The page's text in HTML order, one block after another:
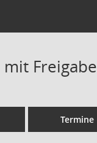
mit
Termine